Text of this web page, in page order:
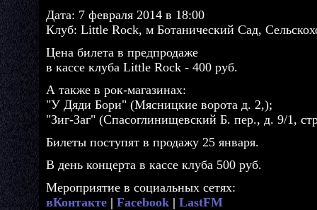
Дата: 7 февраля 2014 в 18:00
Клуб: Little Rock, м Ботанический Сад,
Цена билета в предпродаже
в кассе клуба Little Rock - 400 руб.
А также в рок-магазинах:
"У Дяди Бори" (Мясницкие ворота д. 2,);
"Зиг-Заг" (Спасоглинищевский Б. пер., д. 9/1,
Билеты поступят в продажу 25 января.
В день концерта в кассе клуба 500 руб.
Мероприятие в социальных сетях:
вКонтакте | Facebook | LastFM